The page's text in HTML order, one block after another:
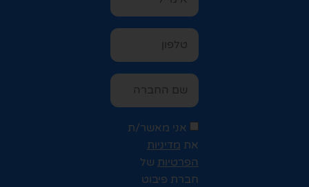
אני מאשר/ת
אתמדיניות
הפרטיותשל
חברת פיבוט